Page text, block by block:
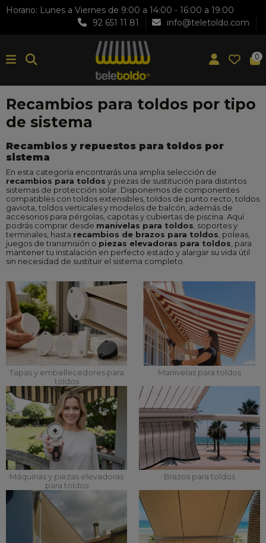
Horario: Lunes a Viernes de 9:00 a 14:00 - 16:00 a 19:00
92 651 11 81
info@teletoldo.com
0
Recambios para toldos por tipo
de sistema
Recambios y repuestos para toldos por
sistema
En esta categoría encontrarás una amplia selección de
recambios para toldos y piezas de sustitución para distintos
sistemas de protección solar. Disponemos de componentes
compatibles con toldos extensibles, toldos de punto recto, toldos
gaviota, toldos verticales y modelos de balcón, además de
accesorios para pérgolas, capotas y cubiertas de piscina. Aquí
podrás comprar desde manivelas para toldos , soportes y
terminales, hasta recambios de brazos para toldos , poleas,
juegos de transmisión o piezas elevadoras para toldos , para
mantener tu instalación en perfecto estado y alargar su vida útil
sin necesidad de sustituir el sistema completo.
Tapas y embellecedores para
toldos
Manivelas para toldos
Máquinas y piezas elevadoras
para toldos
Brazos para toldos